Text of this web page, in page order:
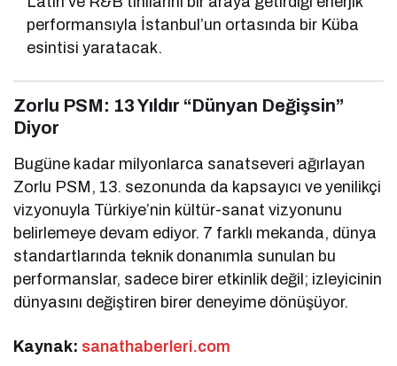
performansıyla İstanbul’un ortasında bir Küba
esintisi yaratacak.
Zorlu PSM: 13 Yıldır “Dünyan Değişsin”
Diyor
Bugüne kadar milyonlarca sanatseveri ağırlayan
Zorlu PSM, 13. sezonunda da kapsayıcı ve yenilikçi
vizyonuyla Türkiye’nin kültür-sanat vizyonunu
belirlemeye devam ediyor. 7 farklı mekanda, dünya
standartlarında teknik donanımla sunulan bu
performanslar, sadece birer etkinlik değil; izleyicinin
dünyasını değiştiren birer deneyime dönüşüyor.
Kaynak: sanathaberleri.com